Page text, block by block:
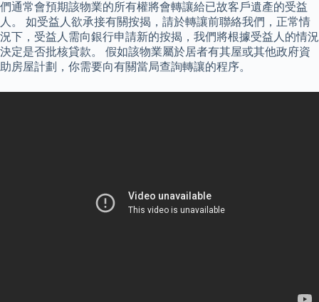
們通常會預期該物業的所有權將會轉讓給已故客戶遺產的受益
人。 如受益人欲承接有關按揭，請於轉讓前聯絡我們，正常情
況下，受益人需向銀行申請新的按揭，我們將根據受益人的情況
決定是否批核貸款。 假如該物業屬於居者有其屋或其他政府資
助房屋計劃，你需要向有關當局查詢轉讓的程序。